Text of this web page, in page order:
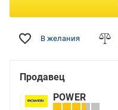
В желания
Продавец
POWER